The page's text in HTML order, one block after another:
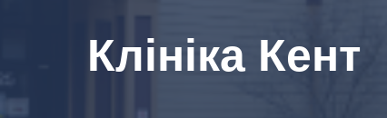
Клініка Кент